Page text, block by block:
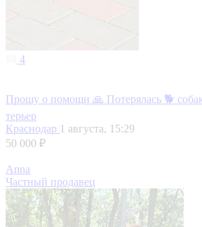
4
Прошу о помощи 🙏 Потерялась 🐕
терьер
Краснодар 1 августа, 15:29
50 000 ₽
Anna
Частный продавец